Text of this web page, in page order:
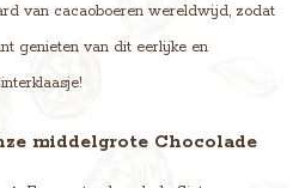
van cacaoboeren wereldwijd, zodat
genieten van dit eerlijke en
middelgrote Chocolade